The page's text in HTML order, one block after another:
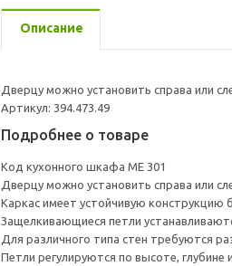
Описание
Дверцу можно установить справа или
Артикул: 394.473.49
Подробнее о товаре
Код кухонного шкафа ME 301
Дверцу можно установить справа или
Каркас имеет устойчивую
Защелкивающиеся петли
Для различного типа стен требуются
Петли регулируются по высоте, глубине